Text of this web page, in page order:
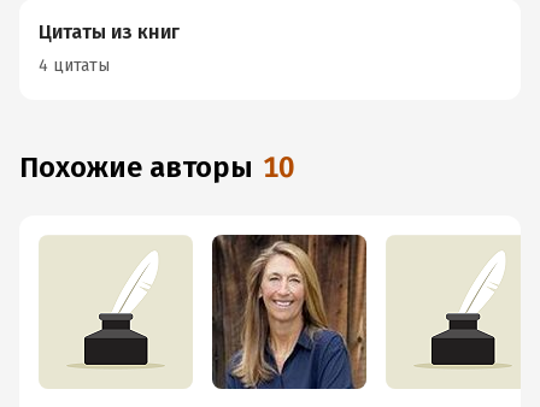
Цитаты из книг
4 цитаты
Похожие авторы 10